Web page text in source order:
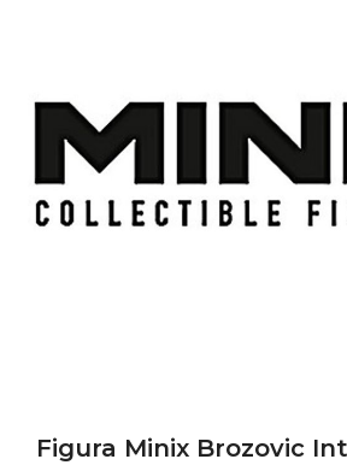
Figura Minix Brozovic